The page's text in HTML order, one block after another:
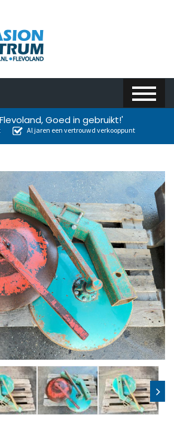
Goed in gebruikt!'
Al jaren een vertrouwd verkooppunt